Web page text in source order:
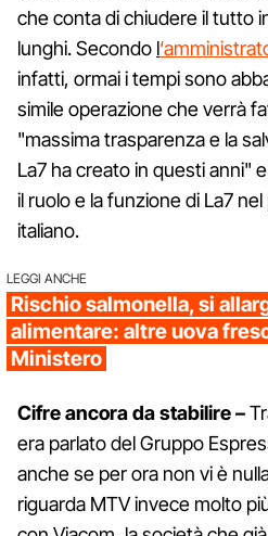
che conta di chiudere il tutto
lunghi. Secondo l
infatti, ormai i tempi sono
simile operazione che verrà
"massima trasparenza e la
La7 ha creato in questi anni"
il ruolo e la funzione di La7
italiano.
LEGGI ANCHE
Rischio salmonella, si
alimentare: altre uova
Ministero
Cifre ancora da stabilire –
era parlato del Gruppo
anche se per ora non vi è
riguarda MTV invece molto